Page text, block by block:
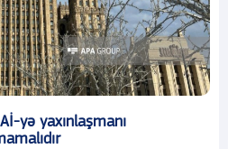
yə yaxınlaşmanı